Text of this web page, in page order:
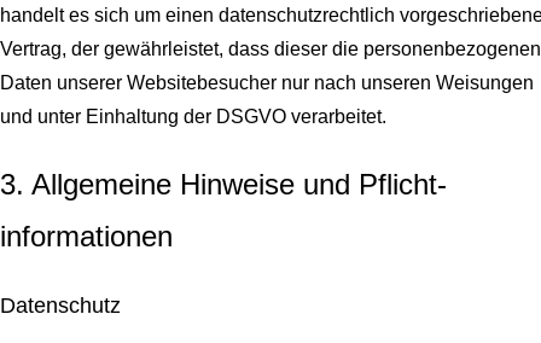
handelt es sich um einen datenschutzrechtlich
Vertrag, der gewährleistet, dass dieser die personenbezogenen
Daten unserer Websitebesucher nur nach unseren Weisungen
und unter Einhaltung der DSGVO verarbeitet.
3. Allgemeine Hinweise und Pflicht­
informationen
Datenschutz